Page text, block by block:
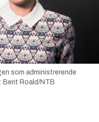
som administrerende
Berit Roald/NTB